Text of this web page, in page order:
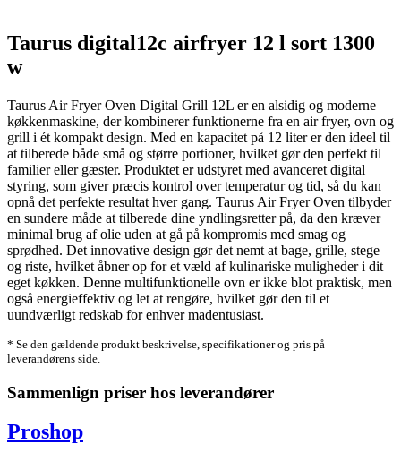
Taurus digital12c airfryer 12 l sort 1300
w
Taurus Air Fryer Oven Digital Grill 12L er en alsidig og moderne
køkkenmaskine, der kombinerer funktionerne fra en air fryer, ovn og
grill i ét kompakt design. Med en kapacitet på 12 liter er den ideel til
at tilberede både små og større portioner, hvilket gør den perfekt til
familier eller gæster. Produktet er udstyret med avanceret digital
styring, som giver præcis kontrol over temperatur og tid, så du kan
opnå det perfekte resultat hver gang. Taurus Air Fryer Oven tilbyder
en sundere måde at tilberede dine yndlingsretter på, da den kræver
minimal brug af olie uden at gå på kompromis med smag og
sprødhed. Det innovative design gør det nemt at bage, grille, stege
og riste, hvilket åbner op for et væld af kulinariske muligheder i dit
eget køkken. Denne multifunktionelle ovn er ikke blot praktisk, men
også energieffektiv og let at rengøre, hvilket gør den til et
uundværligt redskab for enhver madentusiast.
* Se den gældende produkt beskrivelse, specifikationer og pris på
leverandørens side.
Sammenlign priser hos leverandører
Proshop